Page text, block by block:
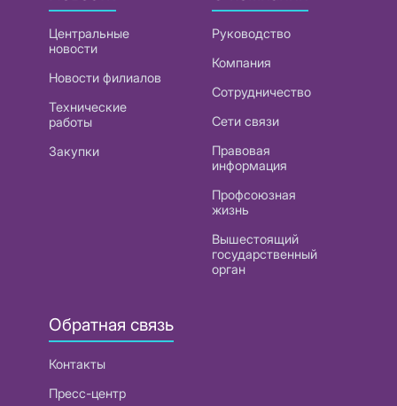
Центральные
новости
Новости филиалов
Технические
работы
Закупки
Руководство
Компания
Сотрудничество
Сети связи
Правовая
информация
Профсоюзная
жизнь
Вышестоящий
государственный
орган
Обратная связь
Контакты
Пресс-центр